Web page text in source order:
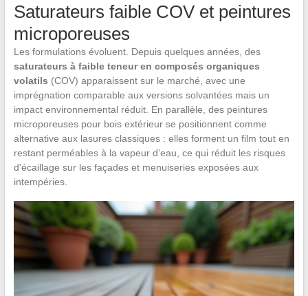
Saturateurs faible COV et peintures
microporeuses
Les formulations évoluent. Depuis quelques années, des
saturateurs à faible teneur en composés organiques
volatils (COV) apparaissent sur le marché, avec une
imprégnation comparable aux versions solvantées mais un
impact environnemental réduit. En parallèle, des peintures
microporeuses pour bois extérieur se positionnent comme
alternative aux lasures classiques : elles forment un film tout en
restant perméables à la vapeur d’eau, ce qui réduit les risques
d’écaillage sur les façades et menuiseries exposées aux
intempéries.